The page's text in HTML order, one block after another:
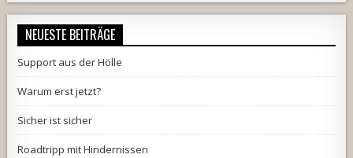
NEUESTE BEITRÄGE
Support aus der Hölle
Warum erst jetzt?
Sicher ist sicher
Roadtripp mit Hindernissen